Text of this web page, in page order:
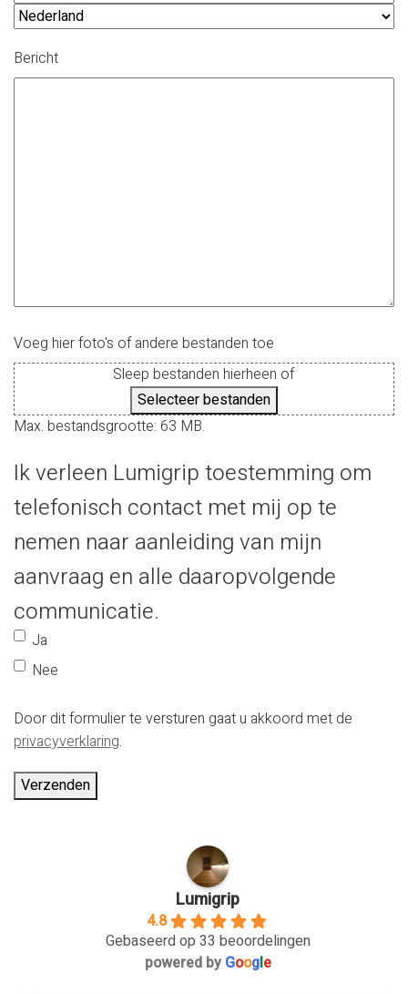
Postcode
Bericht
Voeg hier foto's of andere bestanden toe
Sleep bestanden hierheen of
Selecteer bestanden
Max. bestandsgrootte: 63 MB.
Ik verleen Lumigrip toestemming om
telefonisch contact met mij op te
nemen naar aanleiding van mijn
aanvraag en alle daaropvolgende
communicatie.
Ja
Nee
Door dit formulier te versturen gaat u akkoord met de
privacyverklaring.
Verzenden
Lumigrip
4.8
Gebaseerd op 33 beoordelingen
powered by Google